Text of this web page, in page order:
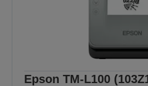
Epson TM-L100